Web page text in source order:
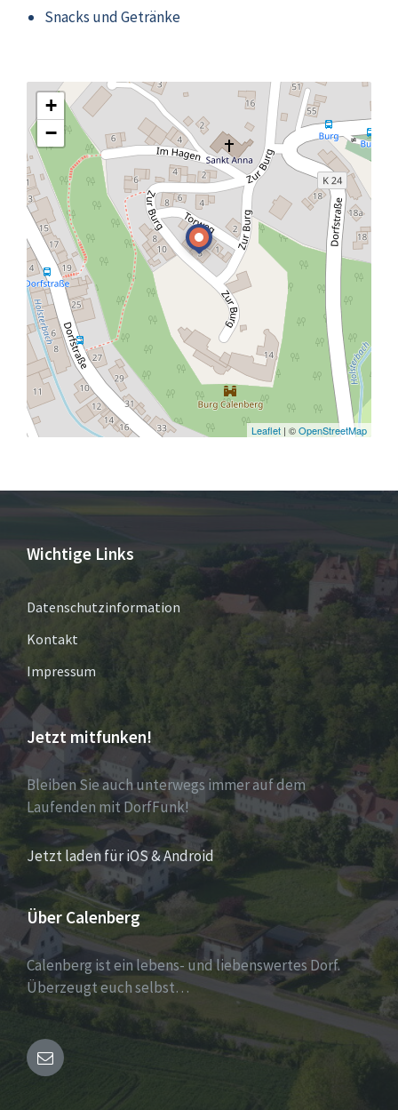
Snacks und Getränke
+
−
Leaflet | ©OpenStreetMap
Wichtige Links
Datenschutzinformation
Kontakt
Impressum
Jetzt mitfunken!
Bleiben Sie auch unterwegs immer auf dem
Laufenden mit DorfFunk!
Jetzt laden für iOS & Android
Über Calenberg
Calenberg ist ein lebens- und liebenswertes Dorf.
Überzeugt euch selbst…
Email